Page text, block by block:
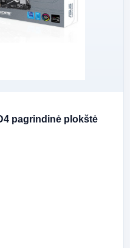
pagrindinė plokštė